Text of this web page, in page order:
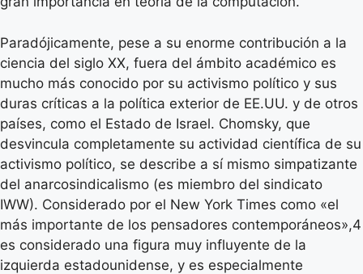
Paradójicamente, pese a su enorme contribución a la
ciencia del siglo XX, fuera del ámbito académico es
mucho más conocido por su activismo político y sus
duras críticas a la política exterior de EE.UU. y de otros
países, como el Estado de Israel. Chomsky, que
desvincula completamente su actividad científica de su
activismo político, se describe a sí mismo simpatizante
del anarcosindicalismo (es miembro del sindicato
IWW). Considerado por el New York Times como «el
más importante de los pensadores contemporáneos»,4
es considerado una figura muy influyente de la
izquierda estadounidense, y es especialmente